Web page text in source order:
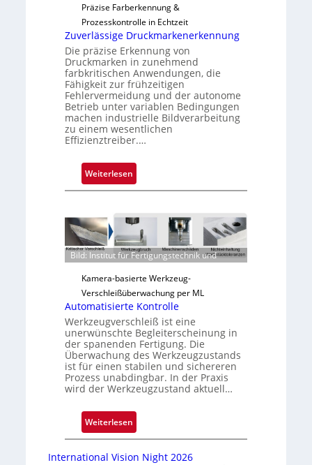
a
u
s
Präzise Farberkennung &
Prozesskontrolle in Echtzeit
Zuverlässige Druckmarkenerkennung
Die präzise Erkennung von
Druckmarken in zunehmend
farbkritischen Anwendungen, die
Fähigkeit zur frühzeitigen
Fehlervermeidung und der autonome
Betrieb unter variablen Bedingungen
machen industrielle Bildverarbeitung
zu einem wesentlichen
Effizienztreiber.…
Weiterlesen
Z
v
r
l
ä
s
s
i
g
e
D
r
u
m
Bild: Institut für Fertigungstechnik und
Kamera-basierte Werkzeug-
Verschleißüberwachung per ML
Automatisierte Kontrolle
Werkzeugverschleiß ist eine
unerwünschte Begleiterscheinung in
der spanenden Fertigung. Die
Überwachung des Werkzeugzustands
ist für einen stabilen und sichereren
Prozess unabdingbar. In der Praxis
wird der Werkzeugzustand aktuell…
Weiterlesen
A
International Vision Night 2026